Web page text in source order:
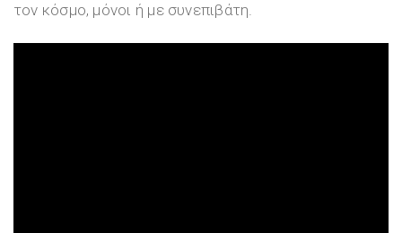
τον κόσμο, μόνοι ή με συνεπιβάτη.